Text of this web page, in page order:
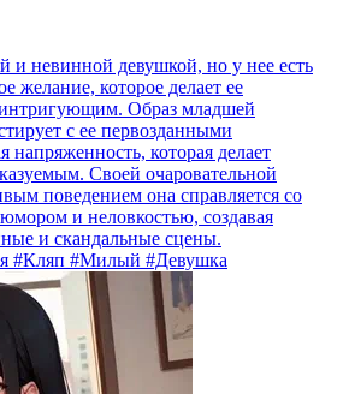
и невинной девушкой, но у нее есть
желание, которое делает ее
Образ младшей
с ее первозданными
напряженность, которая делает
Своей очаровательной
поведением она справляется со
и неловкостью, создавая
и скандальные сцены.
#Кляп #Милый #Девушка